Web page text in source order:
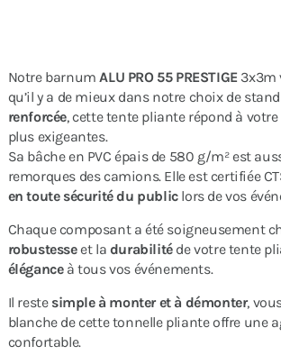
Notre barnumALU PRO 55 PRESTIGE3x3m
qu’il y a de mieux dans notre choix de
renforcée, cette tente pliante répond à
plus exigeantes.
Sa bâche en PVC épais de 580 g/m² est
remorques des camions. Elle est certifiée
en toute sécurité du publiclors de vos
Chaque composant a été soigneusement
robustesseet la durabilitéde votre tente
éléganceà tous vos événements.
Il reste simple à monter et à démonter,
blanche de cette tonnelle pliante offre une
confortable.